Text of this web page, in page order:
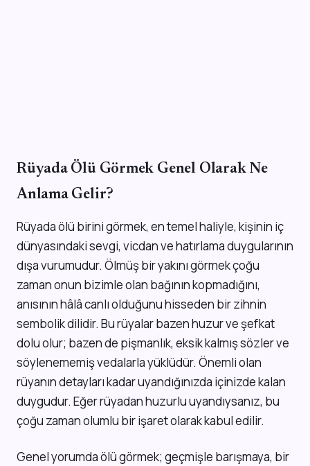
Rüyada Ölü Görmek Genel Olarak Ne
Anlama Gelir?
Rüyada ölü birini görmek, en temel haliyle, kişinin iç
dünyasındaki sevgi, vicdan ve hatırlama duygularının
dışa vurumudur. Ölmüş bir yakını görmek çoğu
zaman onun bizimle olan bağının kopmadığını,
anısının hâlâ canlı olduğunu hisseden bir zihnin
sembolik dilidir. Bu rüyalar bazen huzur ve şefkat
dolu olur; bazen de pişmanlık, eksik kalmış sözler ve
söylenememiş vedalarla yüklüdür. Önemli olan
rüyanın detayları kadar uyandığınızda içinizde kalan
duygudur. Eğer rüyadan huzurlu uyandıysanız, bu
çoğu zaman olumlu bir işaret olarak kabul edilir.
Genel yorumda ölü görmek; geçmişle barışmaya, bir